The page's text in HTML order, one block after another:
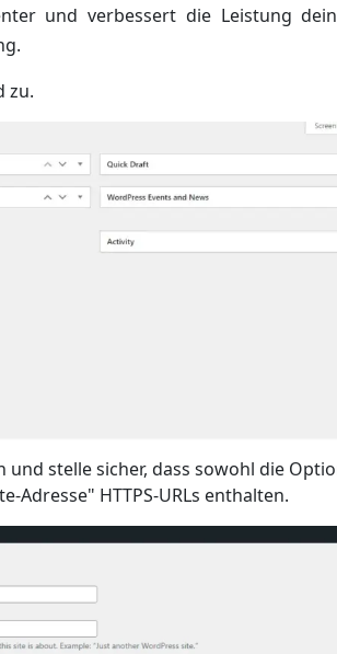
und verbessert die Leistung
zu.
und stelle sicher, dass sowohl die
Adresse" HTTPS-URLs enthalten.